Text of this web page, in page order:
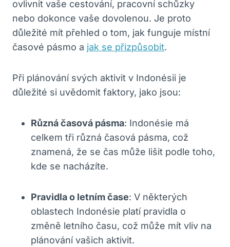
ovlivnit vaše ‌cestování, pracovní schůzky⁤
nebo dokonce vaše dovolenou. Je ⁣proto
důležité mít přehled o tom, jak‍ funguje⁢ místní
časové pásmo a jak se přizpůsobit.
Při plánování svých aktivit v Indonésii ​je⁤
důležité si uvědomit faktory,⁢ jako jsou:
Různá časová pásma: Indonésie má
celkem ​tři různá​ časová⁤ pásma, což
znamená, že ‌se ⁣čas může ⁣lišit podle toho,
kde se nacházíte.
Pravidla​ o letním čase: V některých
oblastech Indonésie ​platí pravidla ⁢o
změně letního času, což může mít ‍vliv na
plánování ⁢vašich ‌aktivit.